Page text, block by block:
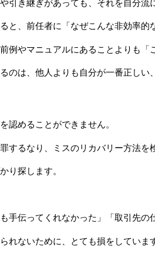
引き継ぎがあっても、それを自分流
と、前任者に「なぜこんな非効率
例やマニュアルにあることよりも
のは、他人よりも自分が一番正しい
認めることができません。
するなり、ミスのリカバリー方法を
り探します。
手伝ってくれなかった」「取引先
れないために、とても損をしていま